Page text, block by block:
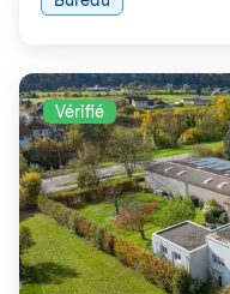
Vérifié